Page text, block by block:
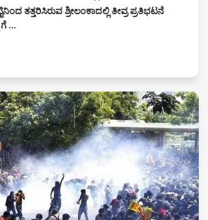
ತತ್ತರಿಸಿರುವ ಶ್ರೀಲಂಕಾದಲ್ಲಿ ತೀವ್ರ ಪ್ರತಿಭಟನೆ
ಗೆ …